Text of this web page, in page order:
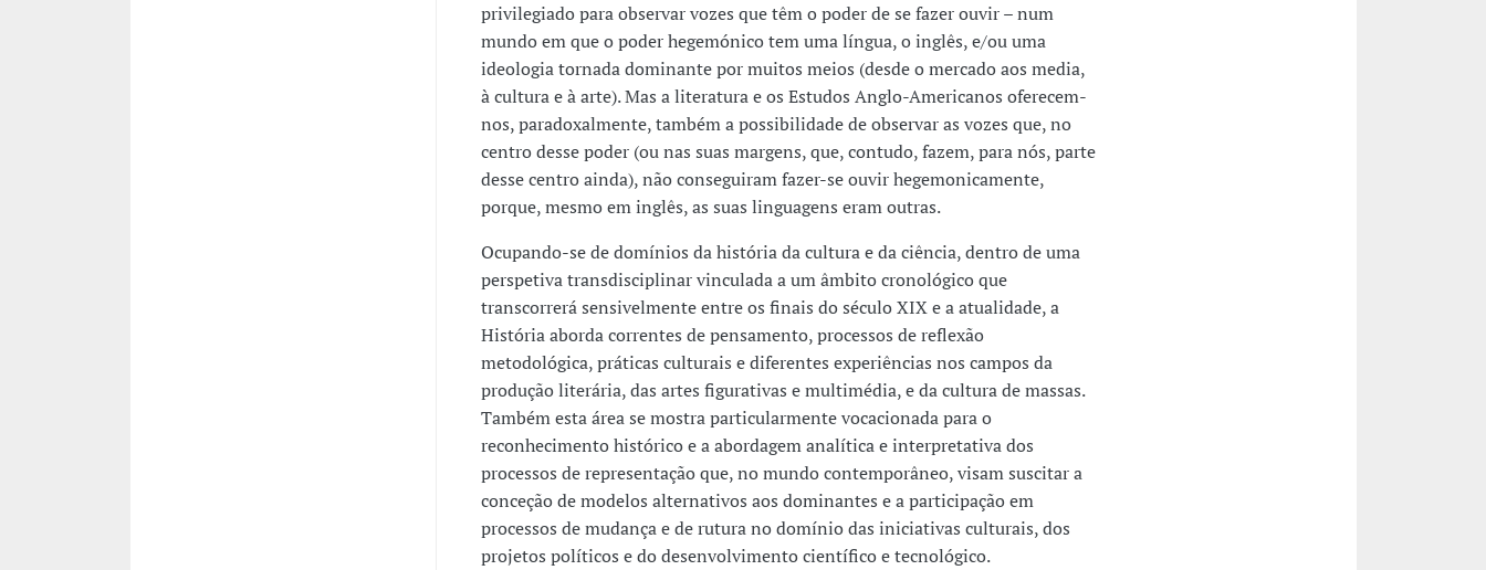
privilegiado para observar vozes que têm o poder de se fazer ouvir – num
mundo em que o poder hegemónico tem uma língua, o inglês, e/ou uma
ideologia tornada dominante por muitos meios (desde o mercado aos media,
à cultura e à arte). Mas a literatura e os Estudos Anglo-Americanos oferecem-
nos, paradoxalmente, também a possibilidade de observar as vozes que, no
centro desse poder (ou nas suas margens, que, contudo, fazem, para nós, parte
desse centro ainda), não conseguiram fazer-se ouvir hegemonicamente,
porque, mesmo em inglês, as suas linguagens eram outras.
Ocupando-se de domínios da história da cultura e da ciência, dentro de uma
perspetiva transdisciplinar vinculada a um âmbito cronológico que
transcorrerá sensivelmente entre os finais do século XIX e a atualidade, a
História aborda correntes de pensamento, processos de reflexão
metodológica, práticas culturais e diferentes experiências nos campos da
produção literária, das artes figurativas e multimédia, e da cultura de massas.
Também esta área se mostra particularmente vocacionada para o
reconhecimento histórico e a abordagem analítica e interpretativa dos
processos de representação que, no mundo contemporâneo, visam suscitar a
conceção de modelos alternativos aos dominantes e a participação em
processos de mudança e de rutura no domínio das iniciativas culturais, dos
projetos políticos e do desenvolvimento científico e tecnológico.